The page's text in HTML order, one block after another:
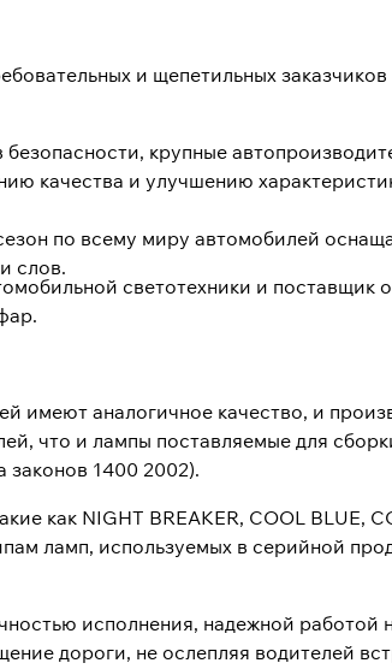
и щепетильных
крупные
качества и улучшению
по всему миру автомобилей
слов.
светотехники и поставщик
аналогичное качество, и
что и лампы поставляемые для
законов 1400 2002).
как NIGHT BREAKER, COOL BLUE,
ламп, используемых в серийной
исполнения, надежной работой
дороги, не ослепляя водителей